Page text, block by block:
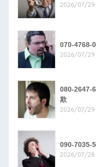
2026/07/29
070-4768-
2026/07/29
080-2647-
欺
2026/07/29
090-7035-
2026/07/28